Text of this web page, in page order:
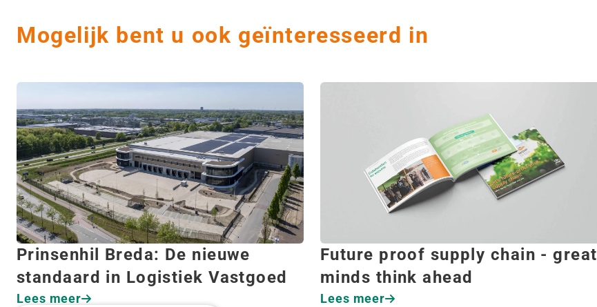
Mogelijk bent u ook geïnteresseerd in
Prinsenhil Breda: De nieuwe
standaard in Logistiek Vastgoed
Lees meer
Future proof supply chain - great
minds think ahead
Lees meer